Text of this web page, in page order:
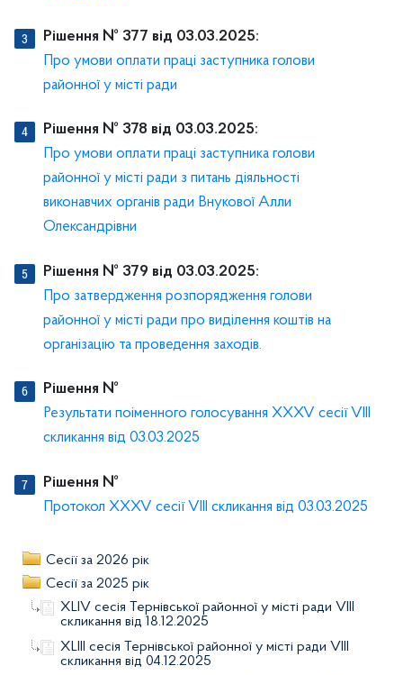
Рішення № 377 від 03.03.2025:
Про умови оплати праці заступника голови
районної у місті ради
Рішення № 378 від 03.03.2025:
Про умови оплати праці заступника голови
районної у місті ради з питань діяльності
виконавчих органів ради Внукової Алли
Олександрівни
Рішення № 379 від 03.03.2025:
Про затвердження розпорядження голови
районної у місті ради про виділення коштів на
організацію та проведення заходів.
Рішення №
Результати поіменного голосування XXXV сесії VIIІ
скликання від 03.03.2025
Рішення №
Протокол XXXV сесії VIIІ скликання від 03.03.2025
Сесії за 2026 рік
Сесії за 2025 рік
XLІV сесія Тернівської районної у місті ради VIIІ
скликання від 18.12.2025
XLІІІ сесія Тернівської районної у місті ради VIIІ
скликання від 04.12.2025